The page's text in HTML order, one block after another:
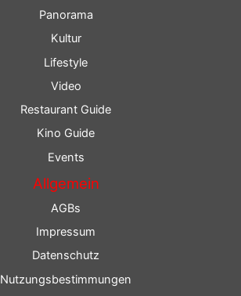
Panorama
Kultur
Lifestyle
Video
Restaurant Guide
Kino Guide
Events
Allgemein
AGBs
Impressum
Datenschutz
Nutzungsbestimmungen